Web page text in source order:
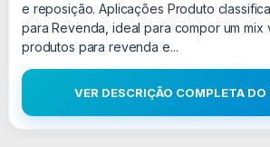
e reposição. Aplicações Produto
para Revenda, ideal para compor um mix
produtos para revenda e...
VER DESCRIÇÃO COMPLETA